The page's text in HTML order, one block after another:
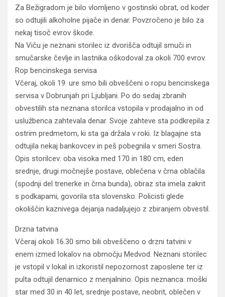
Za Bežigradom je bilo vlomljeno v gostinski obrat, od koder
so odtujili alkoholne pijače in denar. Povzročeno je bilo za
nekaj tisoč evrov škode.
Na Viču je neznani storilec iz dvorišča odtujil smuči in
smučarske čevlje in lastnika oškodoval za okoli 700 evrov.
Rop bencinskega servisa
Včeraj, okoli 19. ure smo bili obveščeni o ropu bencinskega
servisa v Dobrunjah pri Ljubljani. Po do sedaj zbranih
obvestilih sta neznana storilca vstopila v prodajalno in od
uslužbenca zahtevala denar. Svoje zahteve sta podkrepila z
ostrim predmetom, ki sta ga držala v roki. Iz blagajne sta
odtujila nekaj bankovcev in peš pobegnila v smeri Sostra.
Opis storilcev: oba visoka med 170 in 180 cm, eden
srednje, drugi močnejše postave, oblečena v črna oblačila
(spodnji del trenerke in črna bunda), obraz sta imela zakrit
s podkapami, govorila sta slovensko. Policisti glede
okoliščin kaznivega dejanja nadaljujejo z zbiranjem obvestil.
Drzna tatvina
Včeraj okoli 16.30 smo bili obveščeno o drzni tatvini v
enem izmed lokalov na območju Medvod. Neznani storilec
je vstopil v lokal in izkoristil nepozornost zaposlene ter iz
pulta odtujil denarnico z menjalnino. Opis neznanca: moški
star med 30 in 40 let, srednje postave, neobrit, oblečen v